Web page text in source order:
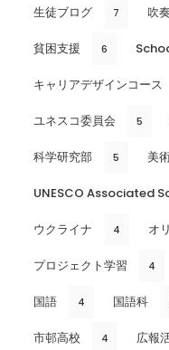
生徒ブログ 7 吹
貧困支援 6
キャリアデザインコース
ユネスコ委員会 5
科学研究部 5 美
UNESCO Associated
ウクライナ 4 オ
プロジェクト学習 4
国語 4 国語科
市邨高校 4 広報